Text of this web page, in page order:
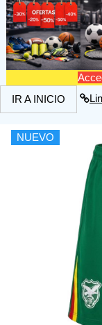
IR A INICIO
NUEVO